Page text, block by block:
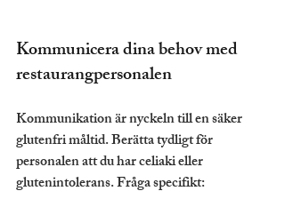
Kommunicera dina behov med
restaurangpersonalen
Kommunikation är nyckeln till en säker
glutenfri måltid. Berätta tydligt för
personalen att du har celiaki eller
glutenintolerans. Fråga specifikt: